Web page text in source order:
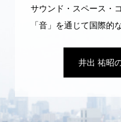
サウンド・スペース・
「音」を通じて国際的
井出 祐昭